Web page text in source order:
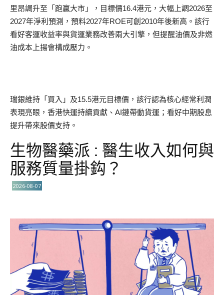
里昂調升至「跑贏大市」，目標價16.4港元，大幅上調2026至
2027年淨利預測，預料2027年ROE可創2010年後新高。該行
看好客運收益率與貨運業務改善兩大引擎，但提醒油價及非燃
油成本上揚會構成壓力。
瑞銀維持「買入」及15.5港元目標價，該行認為核心經常利潤
表現亮眼，香港快運持續貢獻、AI鏈帶動貨運；看好中期股息
提升帶來股價支持。
生物醫藥派 : 醫生收入如何與
服務質量掛鈎？
2026-08-07